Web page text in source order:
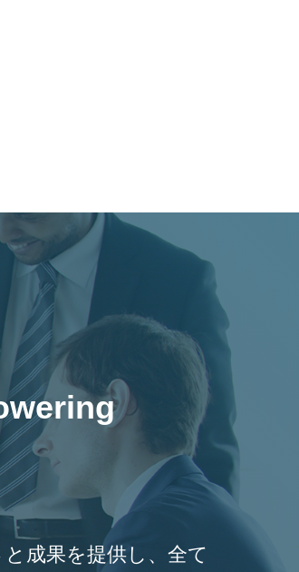
成果を提供し、全て